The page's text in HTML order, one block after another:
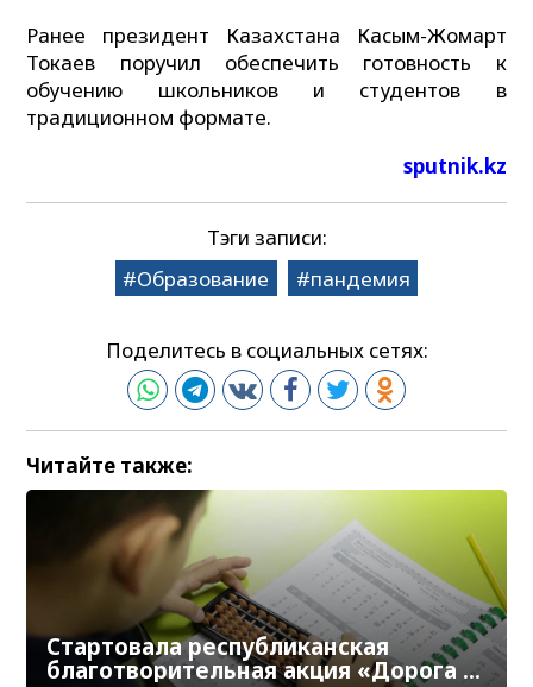
Ранее президент Казахстана Касым-Жомарт
Токаев поручил обеспечить готовность к
обучению школьников и студентов в
традиционном формате.
sputnik.kz
Тэги записи:
Образование
пандемия
Поделитесь в социальных сетях:
Читайте также:
Стартовала республиканская
благотворительная акция «Дорога в